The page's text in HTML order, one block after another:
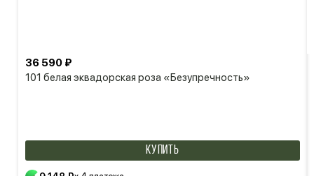
101 белая эквадорская роза «Безупречность»
36 590 ₽
КУПИТЬ